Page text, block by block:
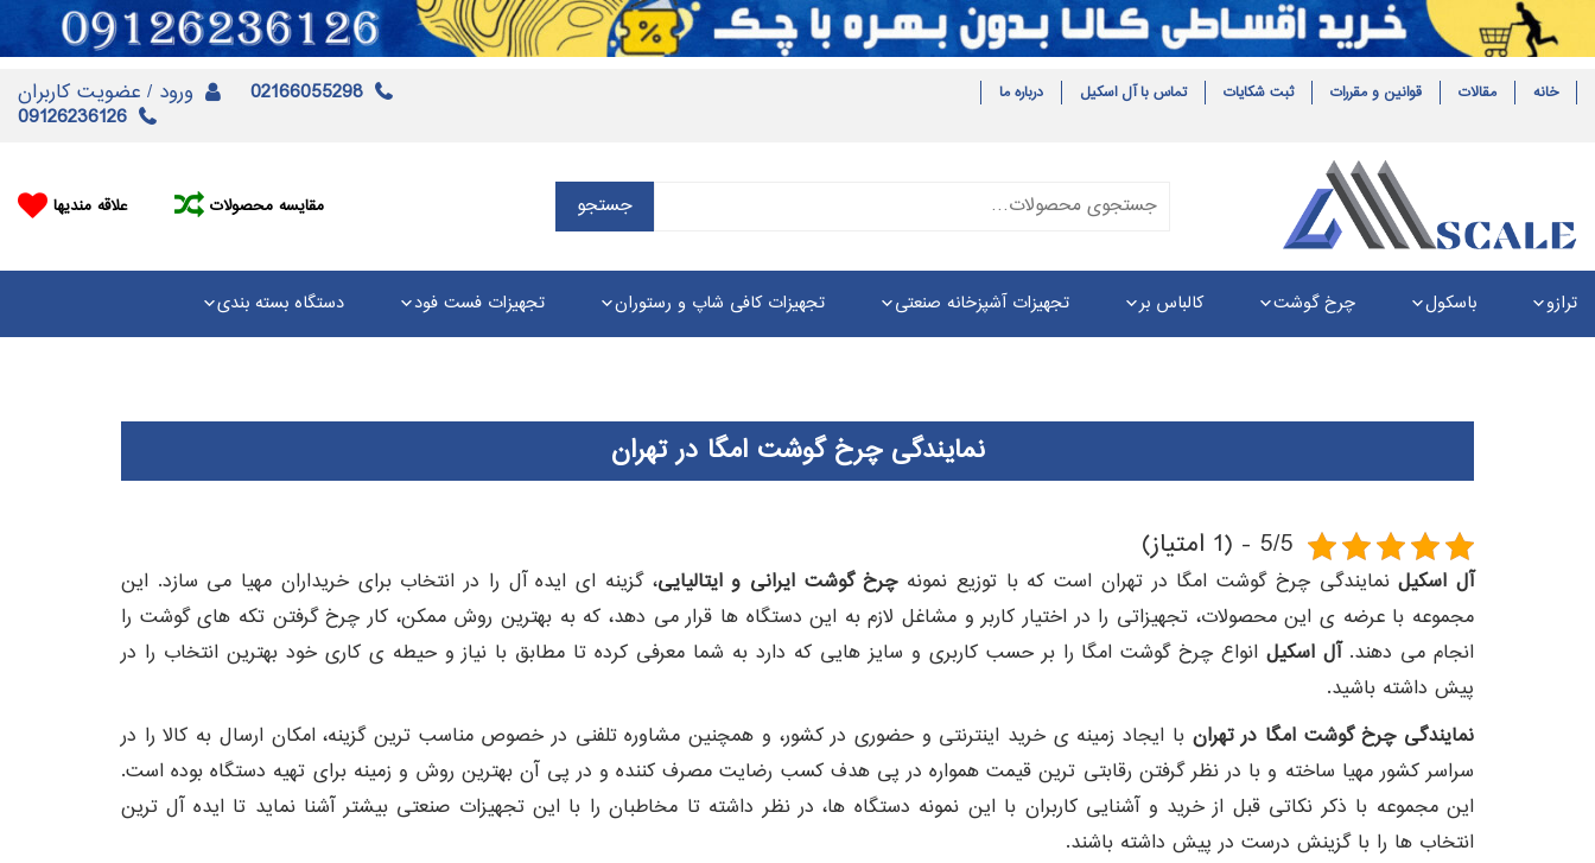
خانه مقالات قوانین و مقررات ثبت شکایات تماس با آل اسکیل درباره ما ورود / عضویت کاربران 02166055298
09126236126
جستجو
برای:
جستجو علاقه مندیها مقایسه محصولات
ترازو باسکول چرخ گوشت کالباس بر تجهیزات آشپزخانه صنعتی تجهیزات کافی شاپ و رستوران تجهیزات فست فود دستگاه بسته بندی
نمایندگی چرخ گوشت امگا در تهران
5/5 - (1 امتیاز)
آل اسکیلنمایندگی چرخ گوشت امگا در تهران است که با توزیع نمونهچرخ گوشت ایرانی و ایتالیایی، گزینه ای ایده آل را در انتخاب برای خریداران مهیا می سازد. این
مجموعه با عرضه ی این محصولات، تجهیزاتی را در اختیار کاربر و مشاغل لازم به این دستگاه ها قرار می دهد، که به بهترین روش ممکن، کار چرخ گرفتن تکه های گوشت را
انجام می دهند. آل اسکیلانواع چرخ گوشت امگا را بر حسب کاربری و سایز هایی که دارد به شما معرفی کرده تا مطابق با نیاز و حیطه ی کاری خود بهترین انتخاب را در
پیش داشته باشید.
نمایندگی چرخ گوشت امگا در تهران با ایجاد زمینه ی خرید اینترنتی و حضوری در کشور، و همچنین مشاوره تلفنی در خصوص مناسب ترین گزینه، امکان ارسال به کالا را در
سراسر کشور مهیا ساخته و با در نظر گرفتن رقابتی ترین قیمت همواره در پی هدف کسب رضایت مصرف کننده و در پی آن بهترین روش و زمینه برای تهیه دستگاه بوده است.
این مجموعه با ذکر نکاتی قبل از خرید و آشنایی کاربران با این نمونه دستگاه ها، در نظر داشته تا مخاطبان را با این تجهیزات صنعتی بیشتر آشنا نماید تا ایده آل ترین
انتخاب ها را با گزینش درست در پیش داشته باشند.